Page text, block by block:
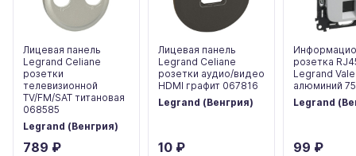
Лицевая панель
Legrand Celiane
розетки
телевизионной
TV/FM/SAT титановая
068585
Legrand (Венгрия)
789 ₽
Лицевая панель
Legrand Celiane
розетки аудио/видео
HDMI графит 067816
Legrand (Венгрия)
10 ₽
розетка
Legrand
алюминий
Legrand
99 ₽